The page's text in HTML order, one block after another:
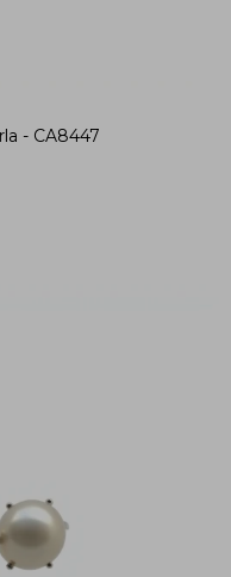
- CA8447